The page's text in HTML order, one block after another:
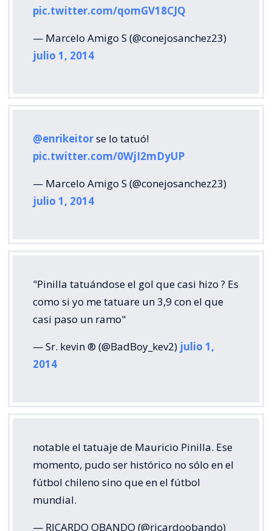
pic.twitter.com/qomGV18CJQ
— Marcelo Amigo S (@conejosanchez23)
julio 1, 2014
@enrikeitorse lo tatuó!
pic.twitter.com/0WjI2mDyUP
— Marcelo Amigo S (@conejosanchez23)
julio 1, 2014
"Pinilla tatuándose el gol que casi hizo ? Es
como si yo me tatuare un 3,9 con el que
casi paso un ramo"
— Sr. kevin ® (@BadBoy_kev2) julio 1,
2014
notable el tatuaje de Mauricio Pinilla. Ese
momento, pudo ser histórico no sólo en el
fútbol chileno sino que en el fútbol
mundial.
— RICARDO OBANDO (@ricardoobando)